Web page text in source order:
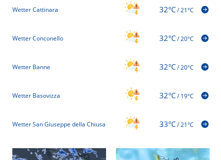
Wetter Cattinara 32°C/21°C
Wetter Conconello 32°C/20°C
Wetter Banne 32°C/20°C
Wetter Basovizza 32°C/19°C
Wetter San Giuseppe della Chiusa 33°C/21°C